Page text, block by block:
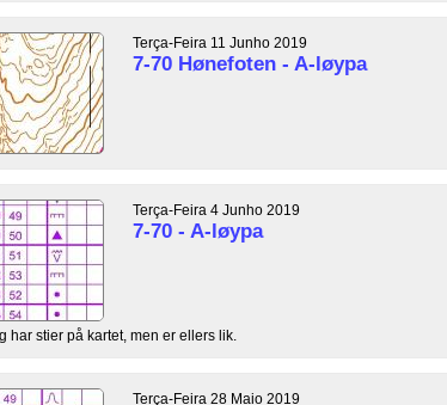
Terça-Feira 11 Junho 2019
7-70 Hønefoten - A-løypa
Terça-Feira 4 Junho 2019
7-70 - A-løypa
har stier på kartet, men er ellers lik.
Terça-Feira 28 Maio 2019